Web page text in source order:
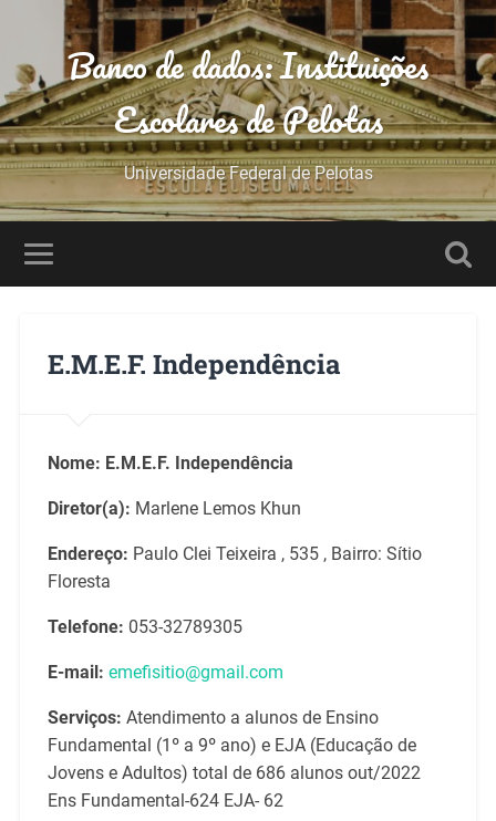
Banco de dados: Instituições
Escolares de Pelotas
Universidade Federal de Pelotas
E.M.E.F. Independência
Nome: E.M.E.F. Independência
Diretor(a): Marlene Lemos Khun
Endereço: Paulo Clei Teixeira , 535 , Bairro: Sítio
Floresta
Telefone: 053-32789305
E-mail: emefisitio@gmail.com
Serviços: Atendimento a alunos de Ensino
Fundamental (1º a 9º ano) e EJA (Educação de
Jovens e Adultos) total de 686 alunos out/2022
Ens Fundamental-624 EJA- 62